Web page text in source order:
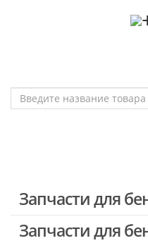
Запчасти для
Запчасти для бензопил
Запчасти для